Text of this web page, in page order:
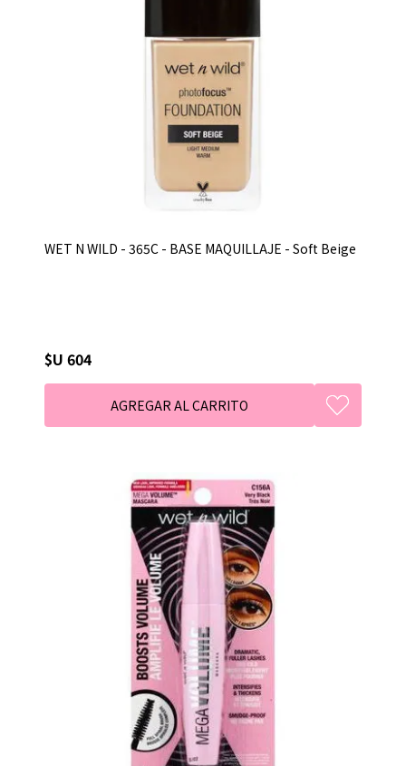
WET N WILD - 365C - BASE MAQUILLAJE - Soft Beige
$U 604